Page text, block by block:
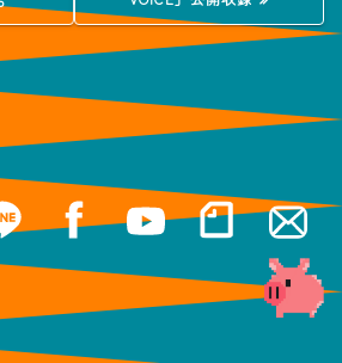
投
稿: